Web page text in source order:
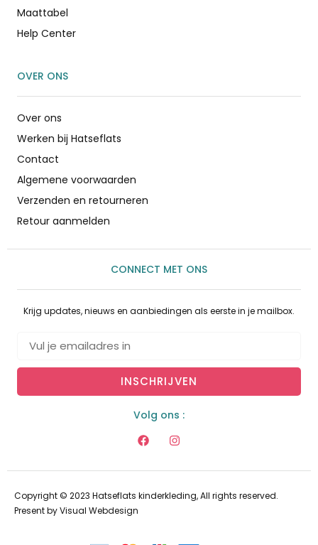
Maattabel
Help Center
OVER ONS
Over ons
Werken bij Hatseflats
Contact
Algemene voorwaarden
Verzenden en retourneren
Retour aanmelden
CONNECT MET ONS
Krijg updates, nieuws en aanbiedingen als eerste in je mailbox.
INSCHRIJVEN
Volg ons :
Copyright © 2023 Hatseflats kinderkleding, All rights reserved.
Present byVisual Webdesign